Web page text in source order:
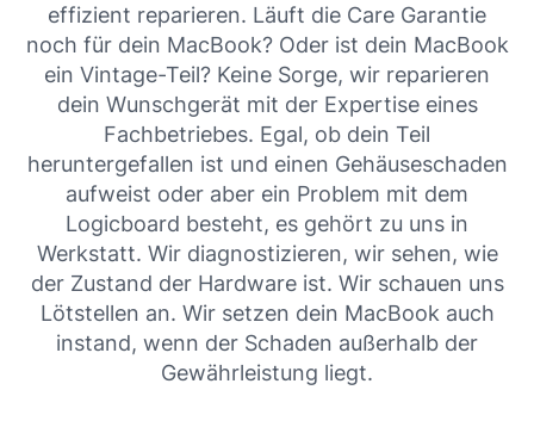
effizient reparieren. Läuft die Care Garantie
noch für dein MacBook? Oder ist dein MacBook
ein Vintage-Teil? Keine Sorge, wir reparieren
dein Wunschgerät mit der Expertise eines
Fachbetriebes. Egal, ob dein Teil
heruntergefallen ist und einen Gehäuseschaden
aufweist oder aber ein Problem mit dem
Logicboard besteht, es gehört zu uns in
Werkstatt. Wir diagnostizieren, wir sehen, wie
der Zustand der Hardware ist. Wir schauen uns
Lötstellen an. Wir setzen dein MacBook auch
instand, wenn der Schaden außerhalb der
Gewährleistung liegt.